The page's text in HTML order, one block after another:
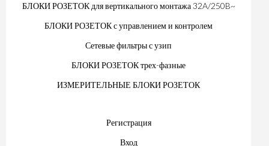
БЛОКИ РОЗЕТОК для вертикального монтажа 32A/250B~
БЛОКИ РОЗЕТОК с управлением и контролем
Сетевые фильтры с узип
БЛОКИ РОЗЕТОК трех-фазные
ИЗМЕРИТЕЛЬНЫЕ БЛОКИ РОЗЕТОК
Регистрация
Вход